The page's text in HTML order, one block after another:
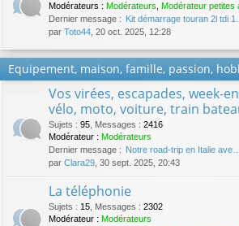
Modérateurs : Modérateurs
Modérateur petites
Dernier message :
Kit démarrage touran 2l tdi 1…
par Toto44 , 20 oct. 2025, 12:28
Equipement, maison, famille, passion,
Vos virées, escapades, week-
vélo, moto, voiture, train
Sujets : 95 Messages : 2416
Modérateur : Modérateurs
Dernier message : Notre road-trip en Italie ave…
par Clara29 , 30 sept. 2025, 20:43
La téléphonie
Sujets : 15 Messages : 2302
Modérateur : Modérateurs